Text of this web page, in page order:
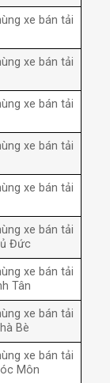
xe bán tải
xe bán tải
xe bán tải
xe bán tải
xe bán tải
xe bán tải
Đức
xe bán tải
Tân
xe bán tải
Bè
xe bán tải
Môn